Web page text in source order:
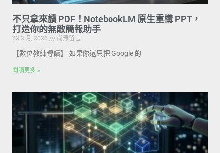
不只拿來讀 PDF！NotebookLM 原生重構 PPT，
打造你的無敵簡報助手
22 2 月, 2026
尚無留言
【數位教練導讀】 如果你還只把 Google 的
閱讀更多 »